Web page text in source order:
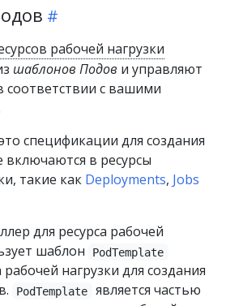
рабочей нагрузки
шаблонов Подов и управляют
с вашими
спецификации для создания
в ресурсы
такие как Deployments, Jobs
для ресурса рабочей
шаблон
PodTemplate
нагрузки для создания
PodTemplate
является частью